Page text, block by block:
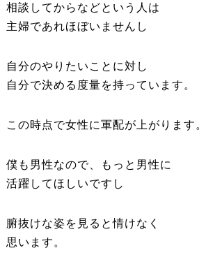
相談してからなどという人は
主婦であれほぼいませんし
自分のやりたいことに対し
自分で決める度量を持っています。
この時点で女性に軍配が上がります。
僕も男性なので、もっと男性に
活躍してほしいですし
腑抜けな姿を見ると情けなく
思います。